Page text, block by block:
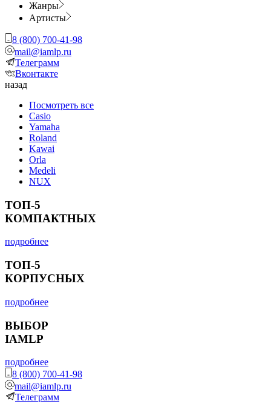
Жанры
Артисты
8 (800) 700-41-98
mail@iamlp.ru
Телеграмм
Вконтакте
назад
Посмотреть все
Casio
Yamaha
Roland
Kawai
Orla
Medeli
NUX
ТОП-5
КОМПАКТНЫХ
подробнее
ТОП-5
КОРПУСНЫХ
подробнее
ВЫБОР
IAMLP
подробнее
8 (800) 700-41-98
mail@iamlp.ru
Телеграмм